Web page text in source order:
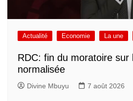
Actualité Economie La une
RDC: fin du moratoire sur
normalisée
Divine Mbuyu 7 août 2026